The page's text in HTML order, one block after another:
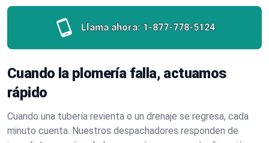
Llama ahora: 1-877-778-5124
Cuando la plomería falla, actuamos
rápido
Cuando una tubería revienta o un drenaje se regresa, cada
minuto cuenta. Nuestros despachadores responden de